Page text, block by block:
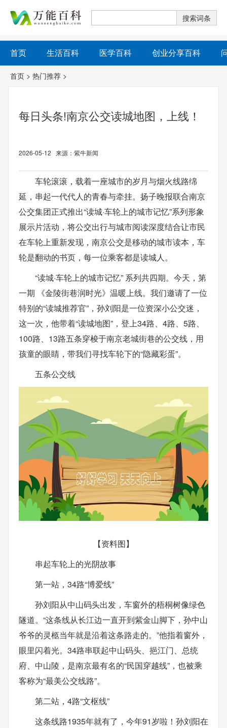
首页 生活百科 医学百科 创业分享百科
首页 > 热门推荐 >
每日头条!南京公交读城地图，上线！
2026-05-12 来源：紫牛新闻
车轮滚滚，载着一座城市的岁月与烟火线路绵
延，串起一代代人的青春与牵挂。扬子晚报联合南京
公交集团正式推出“读城·车轮上的城市记忆”系列形象
展示片活动，将公交出行与城市阅读深度结合让市民
在车轮上重新发现，南京公交是移动的城市读本，车
轮是翻动的书页，每一位乘客都是读城人。
“读城·车轮上的城市记忆” 系列共四期。今天，第
一期 《金陵街巷润时光》温暖上线。我们邀请了一位
特别的“读城推荐官”，孙刘阳是一位资深小公交迷，
这一次，他带着“读城地图”，登上34路、4路、5路、
100路、13路五条穿梭于南京老城街巷的公交线，用
孩童的眼睛，带我们寻找车轮下的“隐藏彩蛋”。
五条公交线
【资料图】
串起车轮上的光阴故事
第一站，34路“博爱线”
孙刘阳从中山码头出发，车窗外的梧桐树像绿色
隧道。“这条线从长江边一直开到紫金山脚下，孙中山
爷爷的灵柩当年就是沿着这条路走的。”他指着窗外，
眼里闪着光。34路串联起中山码头、挹江门、总统
府、中山陵，是南京最有名的“民国穿越线”，也被乘
客称为“最美公交线路”。
第二站，4路“文枢线”
这条线路1935年就有了，今年91岁啦！孙刘阳在